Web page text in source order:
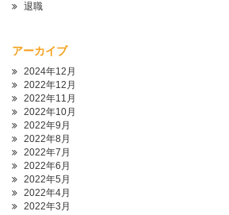
退職
アーカイブ
2024年12月
2022年12月
2022年11月
2022年10月
2022年9月
2022年8月
2022年7月
2022年6月
2022年5月
2022年4月
2022年3月